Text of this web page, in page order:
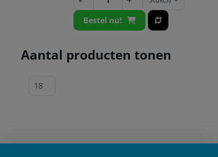
Bestel nu!
Aantal producten tonen